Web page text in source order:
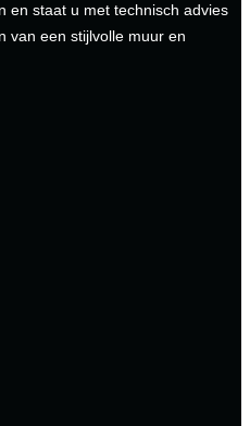
en staat u met technisch advies
van een stijlvolle muur en